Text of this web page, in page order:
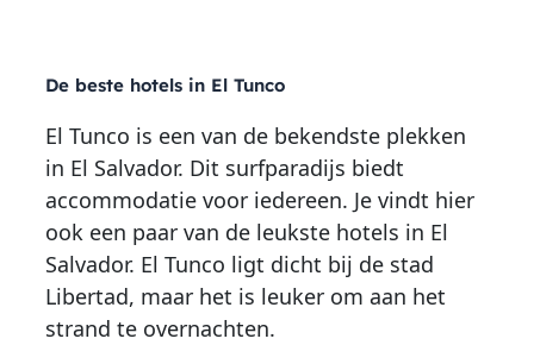
De beste hotels in El Tunco
El Tunco is een van de bekendste plekken
in El Salvador. Dit surfparadijs biedt
accommodatie voor iedereen. Je vindt hier
ook een paar van de leukste hotels in El
Salvador. El Tunco ligt dicht bij de stad
Libertad, maar het is leuker om aan het
strand te overnachten.